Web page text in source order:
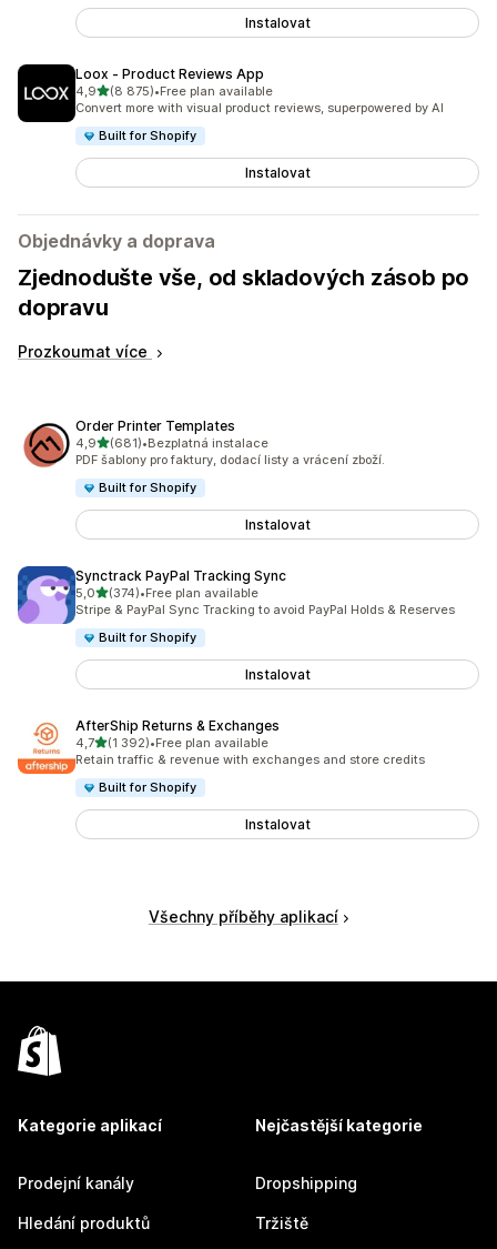
Instalovat
Loox ‑ Product Reviews App
4,9z 5 hvězd
(8 875)
Celkový počet recenzí: 8875
•Free plan available
Convert more with visual product reviews, superpowered by AI
Built for Shopify
Instalovat
Objednávky a doprava
Zjednodušte vše, od skladových zásob po
dopravu
Prozkoumat více
Order Printer Templates
4,9z 5 hvězd
(681)
Celkový počet recenzí: 681
•Bezplatná instalace
PDF šablony pro faktury, dodací listy a vrácení zboží.
Built for Shopify
Instalovat
Synctrack PayPal Tracking Sync
5,0z 5 hvězd
(374)
Celkový počet recenzí: 374
•Free plan available
Stripe & PayPal Sync Tracking to avoid PayPal Holds & Reserves
Built for Shopify
Instalovat
AfterShip Returns & Exchanges
4,7z 5 hvězd
(1 392)
Celkový počet recenzí: 1392
•Free plan available
Retain traffic & revenue with exchanges and store credits
Built for Shopify
Instalovat
Všechny příběhy aplikací
Kategorie aplikací
Prodejní kanály
Hledání produktů
Nejčastější kategorie
Dropshipping
Tržiště